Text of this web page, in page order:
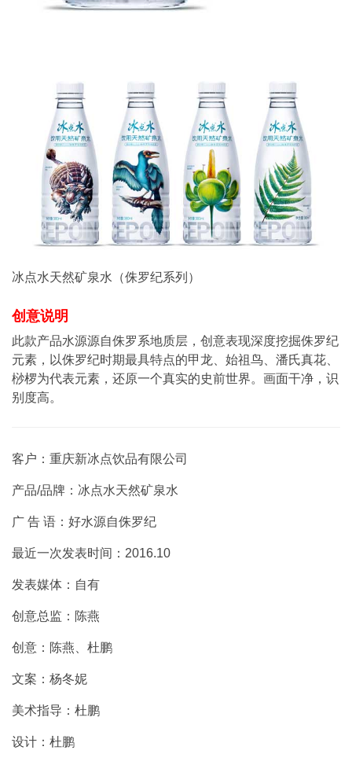
冰点水天然矿泉水（侏罗纪系列）
创意说明
此款产品水源源自侏罗系地质层，创意表现深度挖掘侏罗纪
元素，以侏罗纪时期最具特点的甲龙、始祖鸟、潘氏真花、
桫椤为代表元素，还原一个真实的史前世界。画面干净，识
别度高。
客户：重庆新冰点饮品有限公司
产品/品牌：冰点水天然矿泉水
广 告 语：好水源自侏罗纪
最近一次发表时间：2016.10
发表媒体：自有
创意总监：陈燕
创意：陈燕、杜鹏
文案：杨冬妮
美术指导：杜鹏
设计：杜鹏